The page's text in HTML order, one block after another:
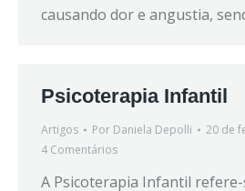
causando dor e angustia,
Psicoterapia Infantil
Artigos Por Daniela Depolli
20 de
4 Comentários
A Psicoterapia Infantil